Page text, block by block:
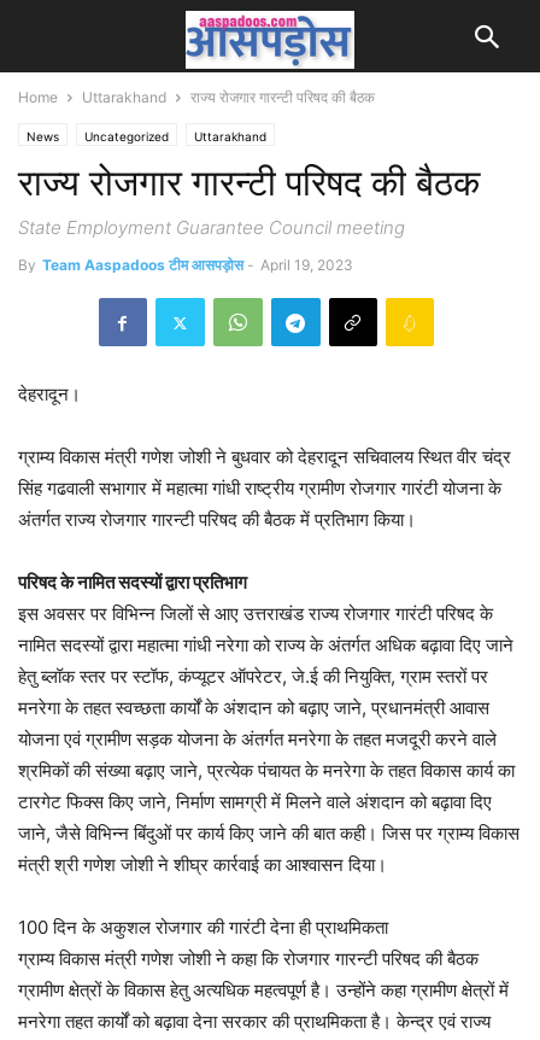
Home Uttarakhand राज्य रोजगार गारन्टी परिषद की बैठक
News Uncategorized Uttarakhand
राज्य रोजगार गारन्टी परिषद की बैठक
State Employment Guarantee Council meeting
By Team Aaspadoos टीम आसपड़ोस - April 19, 2023
देहरादून।
ग्राम्य विकास मंत्री गणेश जोशी ने बुधवार को देहरादून सचिवालय स्थित वीर चंद्र
सिंह गढवाली सभागार में महात्मा गांधी राष्ट्रीय ग्रामीण रोजगार गारंटी योजना के
अंतर्गत राज्य रोजगार गारन्टी परिषद की बैठक में प्रतिभाग किया।
परिषद के नामित सदस्यों द्वारा प्रतिभाग
इस अवसर पर विभिन्न जिलों से आए उत्तराखंड राज्य रोजगार गारंटी परिषद के
नामित सदस्यों द्वारा महात्मा गांधी नरेगा को राज्य के अंतर्गत अधिक बढ़ावा दिए जाने
हेतु ब्लॉक स्तर पर स्टॉफ, कंप्यूटर ऑपरेटर, जे.ई की नियुक्ति, ग्राम स्तरों पर
मनरेगा के तहत स्वच्छता कार्यों के अंशदान को बढ़ाए जाने, प्रधानमंत्री आवास
योजना एवं ग्रामीण सड़क योजना के अंतर्गत मनरेगा के तहत मजदूरी करने वाले
श्रमिकों की संख्या बढ़ाए जाने, प्रत्येक पंचायत के मनरेगा के तहत विकास कार्य का
टारगेट फिक्स किए जाने, निर्माण सामग्री में मिलने वाले अंशदान को बढ़ावा दिए
जाने, जैसे विभिन्न बिंदुओं पर कार्य किए जाने की बात कही। जिस पर ग्राम्य विकास
मंत्री श्री गणेश जोशी ने शीघ्र कार्रवाई का आश्वासन दिया।
100 दिन के अकुशल रोजगार की गारंटी देना ही प्राथमिकता
ग्राम्य विकास मंत्री गणेश जोशी ने कहा कि रोजगार गारन्टी परिषद की बैठक
ग्रामीण क्षेत्रों के विकास हेतु अत्यधिक महत्वपूर्ण है। उन्होंने कहा ग्रामीण क्षेत्रों में
मनरेगा तहत कार्यों को बढ़ावा देना सरकार की प्राथमिकता है। केन्द्र एवं राज्य